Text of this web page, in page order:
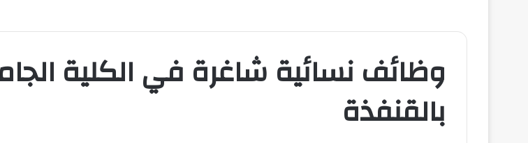
وظائف نسائية شاغرة في الكلية
بالقنفذة